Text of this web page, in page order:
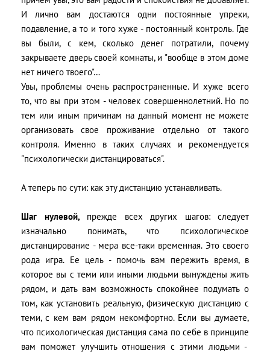
И лично вам достаются одни постоянные упреки,
подавление, а то и того хуже - постоянный контроль. Где
вы были, с кем, сколько денег потратили, почему
закрываете дверь своей комнаты, и "вообще в этом доме
нет ничего твоего"…
Увы, проблемы очень распространенные. И хуже всего
то, что вы при этом - человек совершеннолетний. Но по
тем или иным причинам на данный момент не можете
организовать свое проживание отдельно от такого
контроля. Именно в таких случаях и рекомендуется
"психологически дистанцироваться".
А теперь по сути: как эту дистанцию устанавливать.
Шаг нулевой, прежде всех других шагов: следует
изначально понимать, что психологическое
дистанцирование - мера все-таки временная. Это своего
рода игра. Ее цель - помочь вам пережить время, в
которое вы с теми или иными людьми вынуждены жить
рядом, и дать вам возможность спокойнее подумать о
том, как установить реальную, физическую дистанцию с
теми, с кем вам рядом некомфортно. Если вы думаете,
что психологическая дистанция сама по себе в принципе
вам поможет улучшить отношения с этими людьми -